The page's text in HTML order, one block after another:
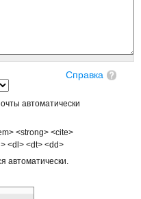
Справка
автоматически
<strong> <cite>
<dl> <dt> <dd>
автоматически.